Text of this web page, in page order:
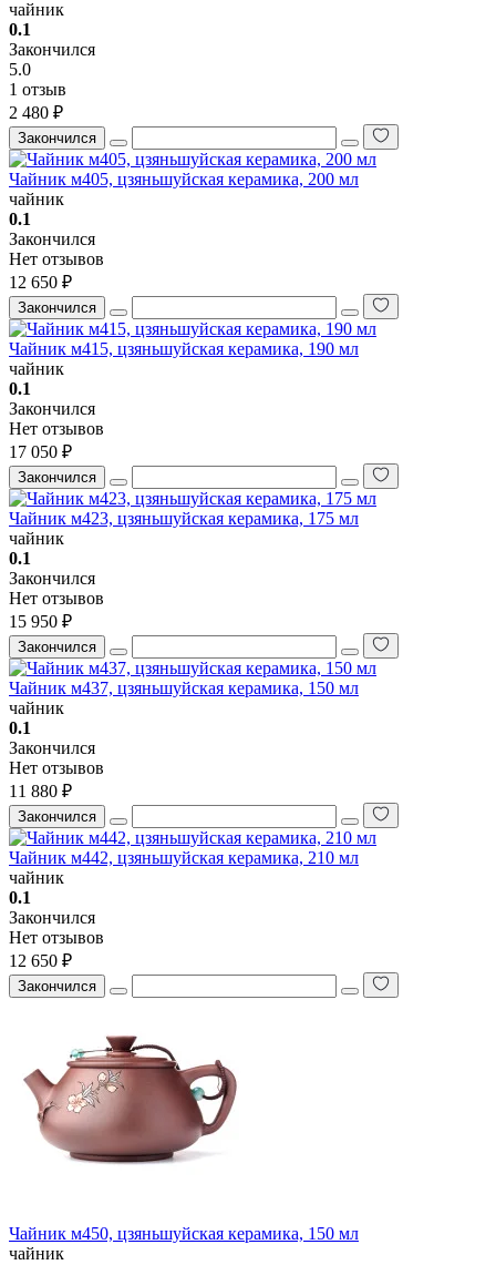
чайник
0.1
Закончился
5.0
1 отзыв
2 480 ₽
Закончился
Чайник м405, цзяньшуйская керамика, 200 мл
чайник
0.1
Закончился
Нет отзывов
12 650 ₽
Закончился
Чайник м415, цзяньшуйская керамика, 190 мл
чайник
0.1
Закончился
Нет отзывов
17 050 ₽
Закончился
Чайник м423, цзяньшуйская керамика, 175 мл
чайник
0.1
Закончился
Нет отзывов
15 950 ₽
Закончился
Чайник м437, цзяньшуйская керамика, 150 мл
чайник
0.1
Закончился
Нет отзывов
11 880 ₽
Закончился
Чайник м442, цзяньшуйская керамика, 210 мл
чайник
0.1
Закончился
Нет отзывов
12 650 ₽
Закончился
Чайник м450, цзяньшуйская керамика, 150 мл
чайник